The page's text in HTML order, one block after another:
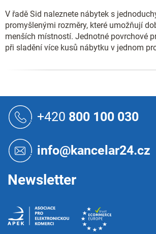
V řadě Sid naleznete nábytek s
promyšlenými rozměry, které umožňují
menších místností. Jednotné povrchové
při sladění více kusů nábytku v jednom
+420 800 100 030
info@kancelar24.cz
Newsletter